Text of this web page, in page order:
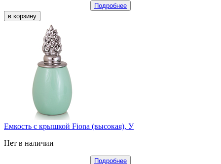
Подробнее
Емкость с крышкой Fiona (высокая), У
Нет в наличии
Подробнее